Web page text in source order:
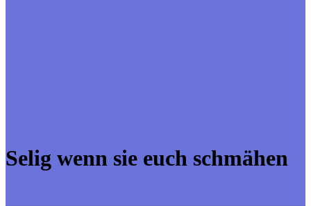
Selig wenn sie euch schmähen